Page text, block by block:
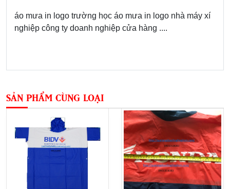
áo mưa in logo trường học áo mưa in logo nhà máy xí
nghiệp công ty doanh nghiệp cửa hàng ....
SẢN PHẨM CÙNG LOẠI